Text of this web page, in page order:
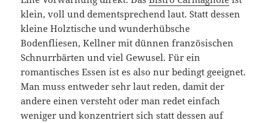
klein, voll und dementsprechend laut. Statt dessen
kleine Holztische und wunderhübsche
Bodenfliesen, Kellner mit dünnen französischen
Schnurrbärten und viel Gewusel. Für ein
romantisches Essen ist es also nur bedingt geeignet.
Man muss entweder sehr laut reden, damit der
andere einen versteht oder man redet einfach
weniger und konzentriert sich statt dessen auf